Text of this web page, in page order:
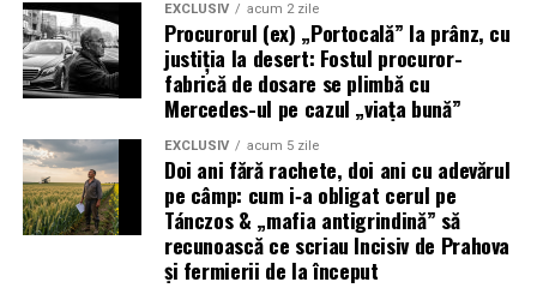
EXCLUSIV acum 2 zile
Procurorul (ex) „Portocală” la prânz, cu
justiția la desert: Fostul procuror-
fabrică de dosare se plimbă cu
Mercedes-ul pe cazul „viața bună”
EXCLUSIV acum 5 zile
Doi ani fără rachete, doi ani cu adevărul
pe câmp: cum i‑a obligat cerul pe
Tánczos & „mafia antigrindină” să
recunoască ce scriau Incisiv de Prahova
și fermierii de la început